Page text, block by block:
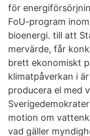
för
FoU-program
bioenergi. till att
mervärde, får
brett ekonomiskt
klimatpåverkan i
producera el med
motion om
vad gäller